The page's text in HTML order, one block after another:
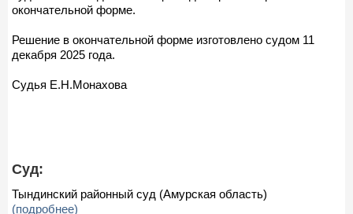
окончательной форме.
Решение в окончательной форме изготовлено судом 11
декабря 2025 года.
Судья Е.Н.Монахова
Суд:
Тындинский районный суд (Амурская область)
(подробнее)